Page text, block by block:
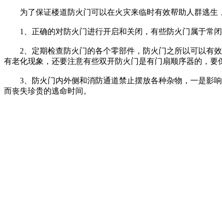
为了保证楼道防火门可以在火灾来临时有效帮助人群逃生
1、正确的对防火门进行开启和关闭，有些防火门属于常闭
2、定期检查防火门的各个零部件，防火门之所以可以有效
有老化现象，还要注意有些双开防火门是有门扇顺序器的，
3、防火门内外侧和消防通道禁止摆放各种杂物，一是影响
而丧失珍贵的逃命时间。